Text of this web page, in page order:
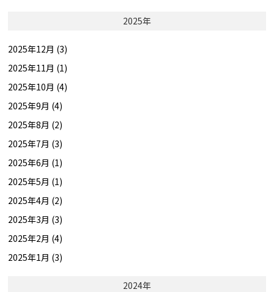
2025年
2025年12月 (3)
2025年11月 (1)
2025年10月 (4)
2025年9月 (4)
2025年8月 (2)
2025年7月 (3)
2025年6月 (1)
2025年5月 (1)
2025年4月 (2)
2025年3月 (3)
2025年2月 (4)
2025年1月 (3)
2024年